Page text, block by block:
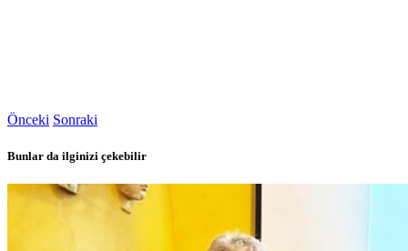
Önceki Sonraki
Bunlar da ilginizi çekebilir